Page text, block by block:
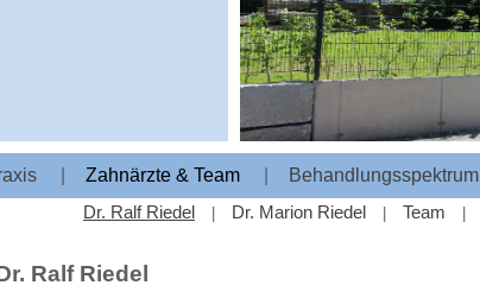
Zahnärzte & Team Behandlungsspektrum
Dr. Ralf Riedel Dr. Marion Riedel Team
Ralf Riedel